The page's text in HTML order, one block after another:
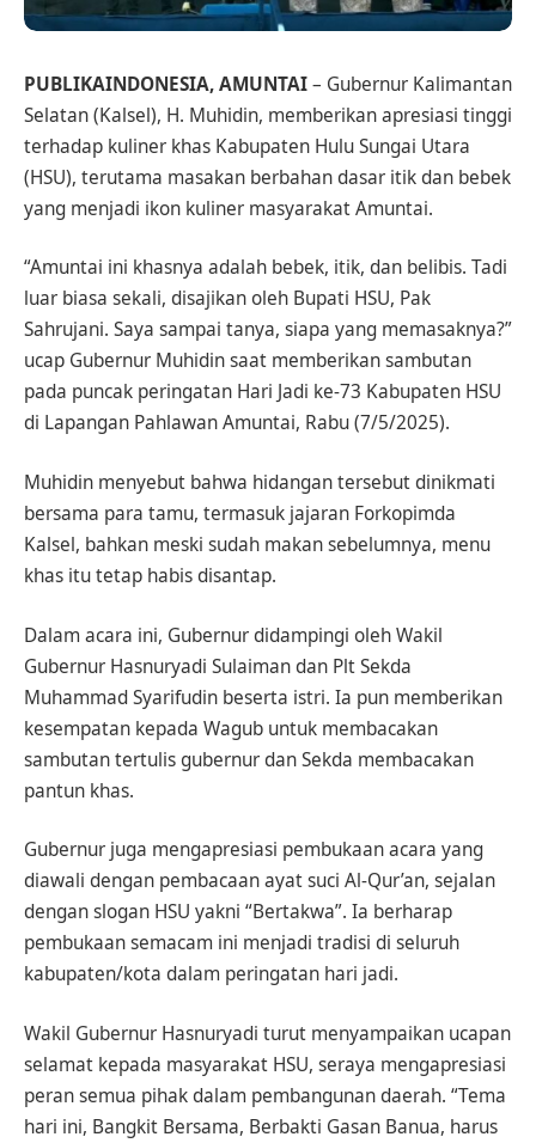
PUBLIKAINDONESIA, AMUNTAI– Gubernur Kalimantan
Selatan (Kalsel), H. Muhidin, memberikan apresiasi tinggi
terhadap kuliner khas Kabupaten Hulu Sungai Utara
(HSU), terutama masakan berbahan dasar itik dan bebek
yang menjadi ikon kuliner masyarakat Amuntai.
“Amuntai ini khasnya adalah bebek, itik, dan belibis. Tadi
luar biasa sekali, disajikan oleh Bupati HSU, Pak
Sahrujani. Saya sampai tanya, siapa yang memasaknya?”
ucap Gubernur Muhidin saat memberikan sambutan
pada puncak peringatan Hari Jadi ke-73 Kabupaten HSU
di Lapangan Pahlawan Amuntai, Rabu (7/5/2025).
Muhidin menyebut bahwa hidangan tersebut dinikmati
bersama para tamu, termasuk jajaran Forkopimda
Kalsel, bahkan meski sudah makan sebelumnya, menu
khas itu tetap habis disantap.
Dalam acara ini, Gubernur didampingi oleh Wakil
Gubernur Hasnuryadi Sulaiman dan Plt Sekda
Muhammad Syarifudin beserta istri. Ia pun memberikan
kesempatan kepada Wagub untuk membacakan
sambutan tertulis gubernur dan Sekda membacakan
pantun khas.
Gubernur juga mengapresiasi pembukaan acara yang
diawali dengan pembacaan ayat suci Al-Qur’an, sejalan
dengan slogan HSU yakni “Bertakwa”. Ia berharap
pembukaan semacam ini menjadi tradisi di seluruh
kabupaten/kota dalam peringatan hari jadi.
Wakil Gubernur Hasnuryadi turut menyampaikan ucapan
selamat kepada masyarakat HSU, seraya mengapresiasi
peran semua pihak dalam pembangunan daerah. “Tema
hari ini, Bangkit Bersama, Berbakti Gasan Banua, harus